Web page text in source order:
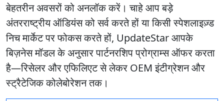
बेहतरीन अवसरों को अनलॉक करें। चाहे आप बड़े
अंतरराष्ट्रीय ऑडियंस को सर्व करते हों या किसी स्पेशलाइज़्ड
निच मार्केट पर फोकस करते हों, UpdateStar आपके
बिज़नेस मॉडल के अनुसार पार्टनरशिप प्रोग्राम्स ऑफर करता
है—रिसेलर और एफिलिएट से लेकर OEM इंटीग्रेशन और
स्ट्रैटेजिक कोलेबोरेशन तक।